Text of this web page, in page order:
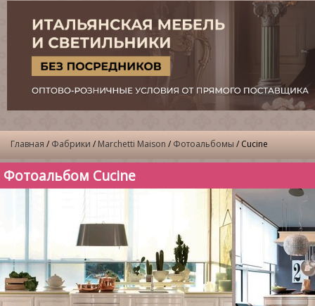
Главная / Фабрики /Marchetti Maison / Фотоальбомы / Cucine
Фотоальбом Cucine